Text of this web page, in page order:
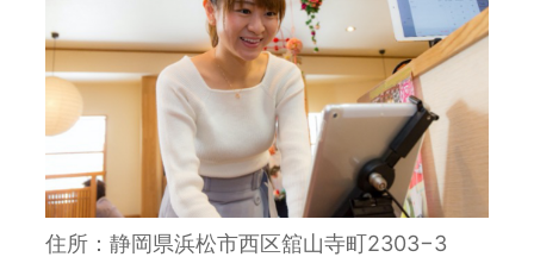
住所：静岡県浜松市西区舘山寺町2303−3